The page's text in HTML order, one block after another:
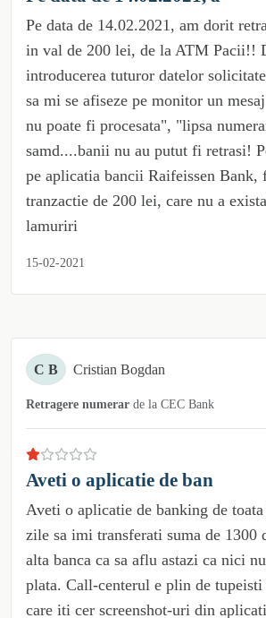
Pe data de 14.02.2021, am dorit
in val de 200 lei, de la ATM Pacii!!
introducerea tuturor datelor
sa mi se afiseze pe monitor un
nu poate fi procesata", "lipsa
samd....banii nu au putut fi retrasi!
pe aplicatia bancii Raifeissen Bank,
tranzactie de 200 lei, care nu a
lamuriri
15-02-2021
C B Cristian Bogdan
Retragere numerar de la CEC Bank
Aveti o aplicatie de ban
Aveti o aplicatie de banking de
zile sa imi transferati suma de 1300
alta banca ca sa aflu astazi ca nici
plata. Call-centerul e plin de
care iti cer screenshot-uri din